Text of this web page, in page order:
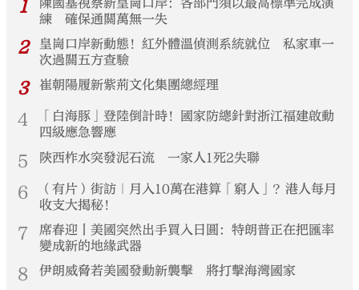
1
陳國基視察新皇崗口岸：各部門須以最高標準完成演
練 確保通關萬無一失
2
皇崗口岸新動態！紅外體溫偵測系統就位 私家車一
次過關五方查驗
3 崔朝陽履新紫荊文化集團總經理
4
「白海豚」登陸倒計時！國家防總針對浙江福建啟動
四級應急響應
5 陝西柞水突發泥石流 一家人1死2失聯
6
（有片）街訪｜月入10萬在港算「窮人」？港人每月
收支大揭秘！
7
席春迎丨美國突然出手買入日圓：特朗普正在把匯率
變成新的地緣武器
8 伊朗威脅若美國發動新襲擊 將打擊海灣國家